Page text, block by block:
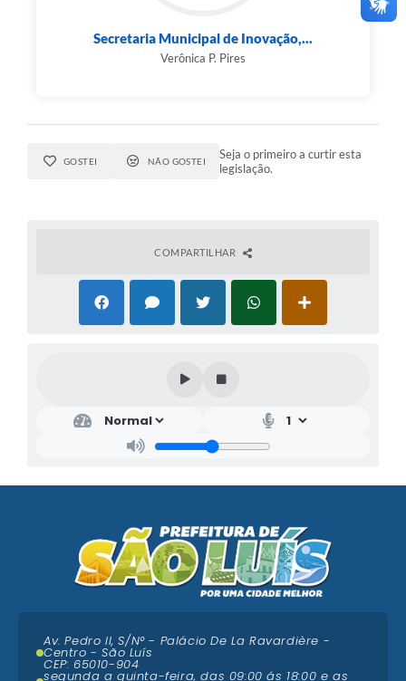
Secretaria Municipal de Inovação,...
Verônica P. Pires
GOSTEI NÃO GOSTEI
Seja o primeiro a curtir esta
legislação.
COMPARTILHAR
Av. Pedro II, S/N° - Palácio De La Ravardière -
Centro - São Luís
CEP: 65010-904
segunda a quinta-feira, das 09:00 ás 18:00 e as